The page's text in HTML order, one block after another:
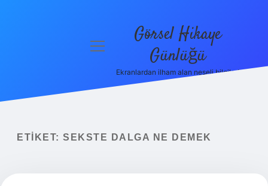
menüyü
Görsel Hikaye
Günlüğü
Ekranlardan ilham alan neşeli bilgiler!
ETIKET: SEKSTE DALGA NE DEMEK